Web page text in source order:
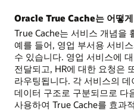
Oracle True Cache는 어떻
True Cache는 서비스 개념을
예를 들어, 영업 부서용 서비
수 있습니다. 영업 서비스에
전달되고, HR에 대한 요청은
라우팅됩니다. 각 서비스의
데이터 구조로 구분되므로 다
사용하여 True Cache를 효과